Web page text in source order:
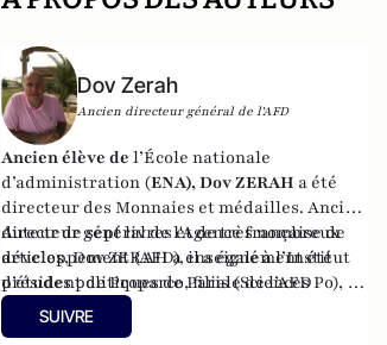
Dov Zerah
Ancien directeur général de l'AFD
Ancien élève del’École nationale
d’administration (ENA), Dov ZERAH a été
directeur des Monnaies et médailles. Ancien
directeur général de l'Agence française de
développement (AFD), il a également été
président de Proparco, filiale de l’AFD
spécialisée dans le financement du secteur
privé et censeur d'OSEO.
Auteur de sept livres et de très nombreux
articles, Dov ZERAH a enseigné à l’Institut
d’études politiques de Paris (Sciences Po), à
l’ENA, ainsi qu’à l’École des hautes études
commerciales de Paris (HEC). Conseiller
SUIVRE